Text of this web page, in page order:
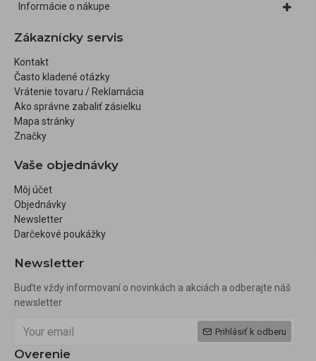
Informácie o nákupe
Zákaznícky servis
Kontakt
Často kladené otázky
Vrátenie tovaru / Reklamácia
Ako správne zabaliť zásielku
Mapa stránky
Značky
Vaše objednávky
Môj účet
Objednávky
Newsletter
Darčekové poukážky
Newsletter
Buďte vždy informovaní o novinkách a akciách a odberajte náš
newsletter
Prihlásiť k odberu
Overenie